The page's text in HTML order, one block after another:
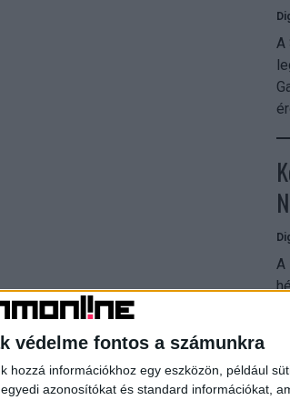
védelme fontos a számunkra
hozzá információkhoz egy eszközön, például
azonosítókat és standard információkat,
A
A